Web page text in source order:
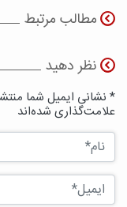
مطالب مرتبط
نظر دهید
* نشانی ایمیل شما
علامت‌گذاری شده‌اند